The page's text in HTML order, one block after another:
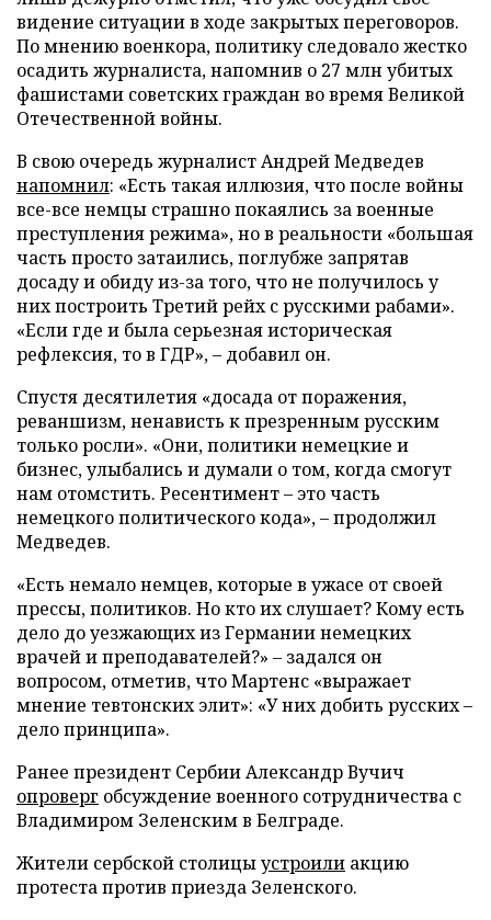
видение ситуации в ходе закрытых переговоров.
По мнению военкора, политику следовало жестко
осадить журналиста, напомнив о 27 млн убитых
фашистами советских граждан во время Великой
Отечественной войны.
В свою очередь журналист Андрей Медведев
напомнил: «Есть такая иллюзия, что после войны
все-все немцы страшно покаялись за военные
преступления режима», но в реальности «большая
часть просто затаились, поглубже запрятав
досаду и обиду из-за того, что не получилось у
них построить Третий рейх с русскими рабами».
«Если где и была серьезная историческая
рефлексия, то в ГДР», – добавил он.
Спустя десятилетия «досада от поражения,
реваншизм, ненависть к презренным русским
только росли». «Они, политики немецкие и
бизнес, улыбались и думали о том, когда смогут
нам отомстить. Ресентимент – это часть
немецкого политического кода», – продолжил
Медведев.
«Есть немало немцев, которые в ужасе от своей
прессы, политиков. Но кто их слушает? Кому есть
дело до уезжающих из Германии немецких
врачей и преподавателей?» – задался он
вопросом, отметив, что Мартенс «выражает
мнение тевтонских элит»: «У них добить русских –
дело принципа».
Ранее президент Сербии Александр Вучич
опроверг обсуждение военного сотрудничества с
Владимиром Зеленским в Белграде.
Жители сербской столицыустроили акцию
протеста против приезда Зеленского.